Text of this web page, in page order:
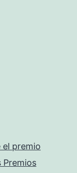
el premio
Premios